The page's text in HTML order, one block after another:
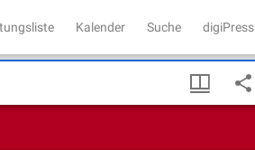
Kalender Suche digiPress